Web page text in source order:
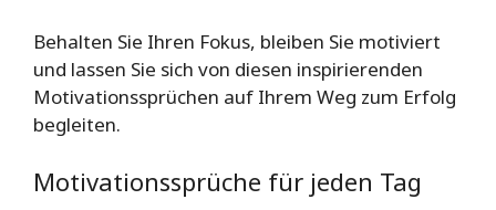
Behalten Sie Ihren Fokus, bleiben Sie motiviert
und lassen Sie sich von diesen inspirierenden
Motivationssprüchen auf Ihrem Weg zum Erfolg
begleiten.
Motivationssprüche für jeden Tag